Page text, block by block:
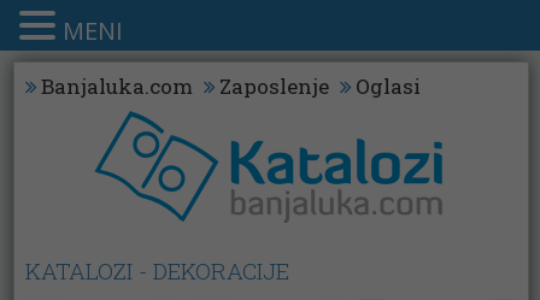
Banjaluka.com Zaposlenje Oglasi
KATALOZI - DEKORACIJE
MENI